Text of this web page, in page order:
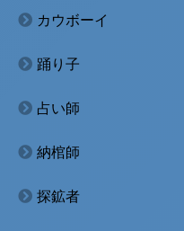
カウボーイ
踊り子
占い師
納棺師
探鉱者